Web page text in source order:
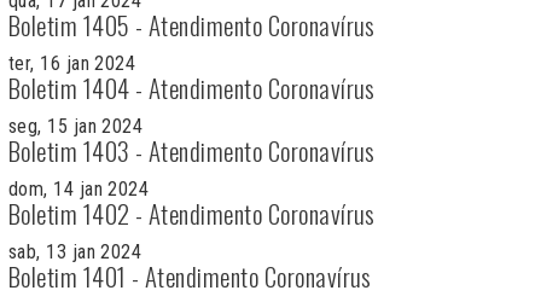
Boletim 1405 - Atendimento Coronavírus
ter, 16 jan 2024
Boletim 1404 - Atendimento Coronavírus
seg, 15 jan 2024
Boletim 1403 - Atendimento Coronavírus
dom, 14 jan 2024
Boletim 1402 - Atendimento Coronavírus
sab, 13 jan 2024
Boletim 1401 - Atendimento Coronavírus